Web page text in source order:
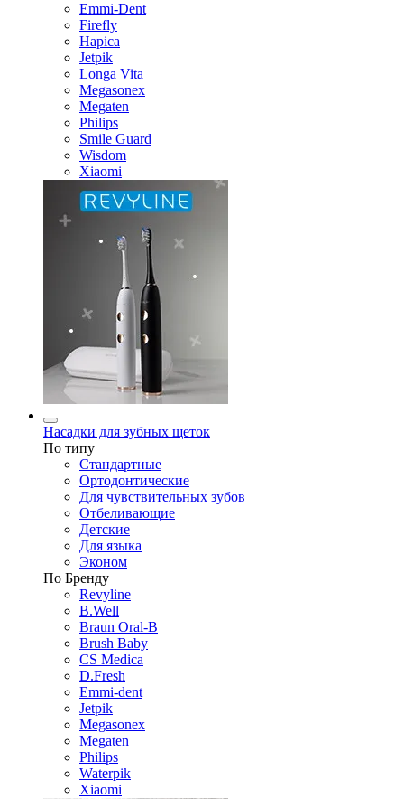
Emmi-Dent
Firefly
Hapica
Jetpik
Longa Vita
Megasonex
Megaten
Philips
Smile Guard
Wisdom
Xiaomi
Насадки для зубных щеток
По типу
Стандартные
Ортодонтические
Для чувствительных зубов
Отбеливающие
Детские
Для языка
Эконом
По Бренду
Revyline
B.Well
Braun Oral-B
Brush Baby
CS Medica
D.Fresh
Emmi-dent
Jetpik
Megasonex
Megaten
Philips
Waterpik
Xiaomi